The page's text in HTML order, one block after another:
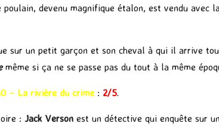
devenu magnifique étalon, est vendu avec
sur un petit garçon et son cheval à qui il arrive
même si ça ne se passe pas du tout à la même
– La rivière du crime : 2/5.
: Jack Verson est un détective qui enquête sur